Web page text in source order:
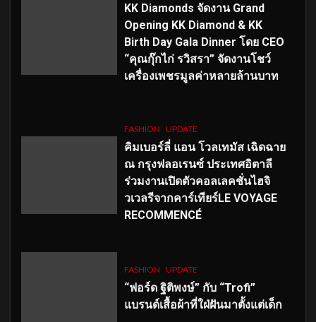
KK Diamonds จัดงาน Grand
Opening KK Diamond & KK
Birth Day Gala Dinner โดย CEO
“คุณกุ๊กไก่ รวิสรา” จัดงานโชว์
เครื่องเพชรมูลค่าหลายล้านบาท
FASHION UPDATE
คิมเบอร์ลี่ แอน โวลเทมัส เฉิดฉาย
ณ กรุงฟลอเรนซ์ ประเทศอิตาลี
ร่วมงานเปิดตัวคอลเลคชั่นไฮจิ
วเวลรีจากคาร์เทียร์LE VOYAGE
RECOMMENCÉ
FASHION UPDATE
“ฟอร์ด ฐิติพงษ์” กับ “Trofi”
แบรนด์เสื้อผ้าที่ใฝ่ฝันมาตั้งแต่เด็ก